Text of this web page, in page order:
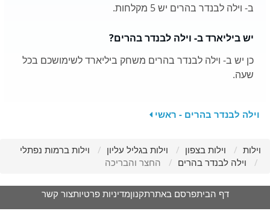
ב- וילה לבנדר בהרים יש 5 מקלחות.
יש ביליארד ב- וילה לבנדר בהרים?
כן יש ב- וילה לבנדר בהרים משחק ביליארד לשימושכם בכל
שעה.
וילה לבנדר בהרים - ראשי
וילות וילות בצפון וילות בגליל עליון
וילות ברמות נפתלי
וילה לבנדר בהרים
החצר והבריכה
דף הביתפרסם באתרתקנוןמדיניות פרטיותצור קשר